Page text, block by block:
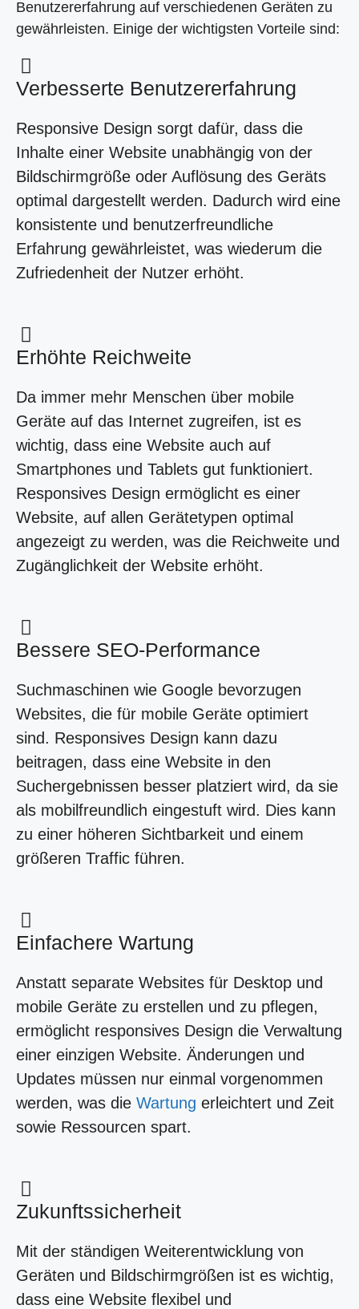
Benutzererfahrung auf verschiedenen Geräten zu
gewährleisten. Einige der wichtigsten Vorteile sind:
Verbesserte Benutzererfahrung
Responsive Design sorgt dafür, dass die
Inhalte einer Website unabhängig von der
Bildschirmgröße oder Auflösung des Geräts
optimal dargestellt werden. Dadurch wird eine
konsistente und benutzerfreundliche
Erfahrung gewährleistet, was wiederum die
Zufriedenheit der Nutzer erhöht.
Erhöhte Reichweite
Da immer mehr Menschen über mobile
Geräte auf das Internet zugreifen, ist es
wichtig, dass eine Website auch auf
Smartphones und Tablets gut funktioniert.
Responsives Design ermöglicht es einer
Website, auf allen Gerätetypen optimal
angezeigt zu werden, was die Reichweite und
Zugänglichkeit der Website erhöht.
Bessere SEO-Performance
Suchmaschinen wie Google bevorzugen
Websites, die für mobile Geräte optimiert
sind. Responsives Design kann dazu
beitragen, dass eine Website in den
Suchergebnissen besser platziert wird, da sie
als mobilfreundlich eingestuft wird. Dies kann
zu einer höheren Sichtbarkeit und einem
größeren Traffic führen.
Einfachere Wartung
Anstatt separate Websites für Desktop und
mobile Geräte zu erstellen und zu pflegen,
ermöglicht responsives Design die Verwaltung
einer einzigen Website. Änderungen und
Updates müssen nur einmal vorgenommen
werden, was die Wartung erleichtert und Zeit
sowie Ressourcen spart.
Zukunftssicherheit
Mit der ständigen Weiterentwicklung von
Geräten und Bildschirmgrößen ist es wichtig,
dass eine Website flexibel und